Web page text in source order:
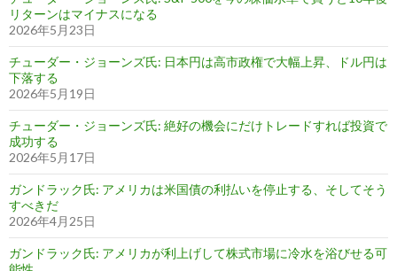
リターンはマイナスになる
2026年5月23日
チューダー・ジョーンズ氏: 日本円は高市政権で大幅上昇、ドル円は
下落する
2026年5月19日
チューダー・ジョーンズ氏: 絶好の機会にだけトレードすれば投資で
成功する
2026年5月17日
ガンドラック氏: アメリカは米国債の利払いを停止する、そしてそう
すべきだ
2026年4月25日
ガンドラック氏: アメリカが利上げして株式市場に冷水を浴びせる可